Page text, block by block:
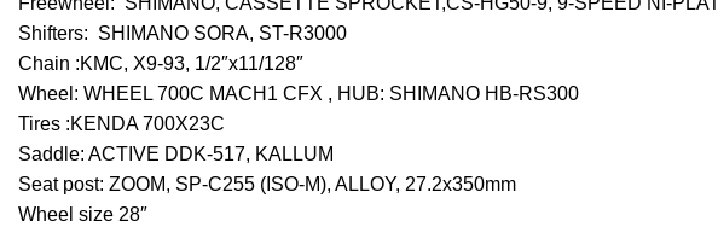
Shifters: SHIMANO SORA, ST-R3000
Chain :KMC, X9-93, 1/2″x11/128″
Wheel: WHEEL 700C MACH1 CFX , HUB: SHIMANO HB-RS300
Tires :KENDA 700X23C
Saddle: ACTIVE DDK-517, KALLUM
Seat post: ZOOM, SP-C255 (ISO-M), ALLOY, 27.2x350mm
Wheel size 28″